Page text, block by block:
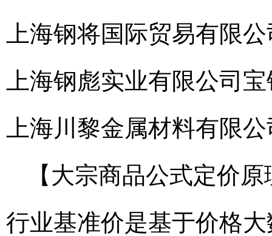
上海钢将国际贸易有限
上海钢彪实业有限公司
上海川黎金属材料有限
【大宗商品公式定价
行业基准价是基于价格